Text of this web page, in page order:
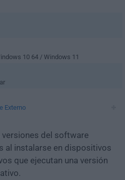
10 64 / Windows 11
Externo
del software
al instalarse en dispositivos
que ejecutan una versión